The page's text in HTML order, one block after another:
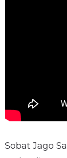
Sobat Jago